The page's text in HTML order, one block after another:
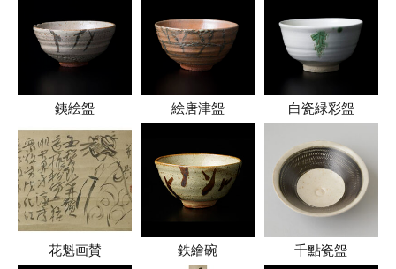
銕絵盌 絵唐津盌 白瓷緑彩盌
花魁画賛 鉄繪碗 千點瓷盌